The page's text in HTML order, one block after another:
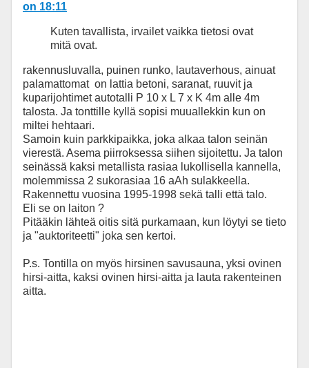
on 18:11
Kuten tavallista, irvailet vaikka tietosi ovat
mitä ovat.
rakennusluvalla, puinen runko, lautaverhous, ainuat
palamattomat on lattia betoni, saranat, ruuvit ja
kuparijohtimet autotalli P 10 x L 7 x K 4m alle 4m
talosta. Ja tonttille kyllä sopisi muuallekkin kun on
miltei hehtaari.
Samoin kuin parkkipaikka, joka alkaa talon seinän
vierestä. Asema piirroksessa siihen sijoitettu. Ja talon
seinässä kaksi metallista rasiaa lukollisella kannella,
molemmissa 2 sukorasiaa 16 aAh sulakkeella.
Rakennettu vuosina 1995-1998 sekä talli että talo.
Eli se on laiton ?
Pitääkin lähteä oitis sitä purkamaan, kun löytyi se tieto
ja "auktoriteetti" joka sen kertoi.
P.s. Tontilla on myös hirsinen savusauna, yksi ovinen
hirsi-aitta, kaksi ovinen hirsi-aitta ja lauta rakenteinen
aitta.